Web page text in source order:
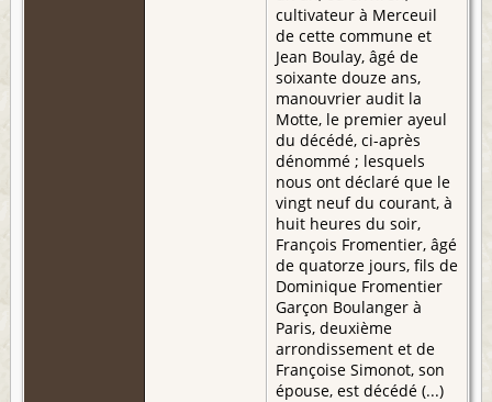
cultivateur à Merceuil
de cette commune et
Jean Boulay, âgé de
soixante douze ans,
manouvrier audit la
Motte, le premier ayeul
du décédé, ci-après
dénommé ; lesquels
nous ont déclaré que le
vingt neuf du courant, à
huit heures du soir,
François Fromentier, âgé
de quatorze jours, fils de
Dominique Fromentier
Garçon Boulanger à
Paris, deuxième
arrondissement et de
Françoise Simonot, son
épouse, est décédé (...)